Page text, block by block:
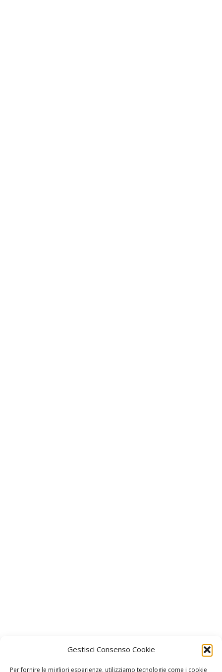
Gestisci Consenso Cookie
Per fornire le migliori esperienze, utilizziamo tecnologie come i cookie